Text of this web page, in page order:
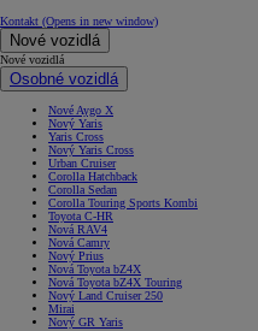
Kontakt (Opens in new window)
Nové vozidlá
Nové vozidlá
Osobné vozidlá
Nové Aygo X
Nový Yaris
Yaris Cross
Nový Yaris Cross
Urban Cruiser
Corolla Hatchback
Corolla Sedan
Corolla Touring Sports Kombi
Toyota C-HR
Nová RAV4
Nová Camry
Nový Prius
Nová Toyota bZ4X
Nová Toyota bZ4X Touring
Nový Land Cruiser 250
Mirai
Nový GR Yaris